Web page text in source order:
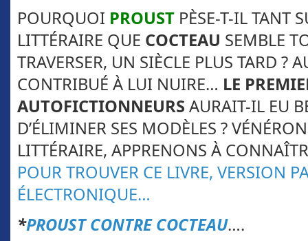
POURQUOI PROUST PÈSE-T-IL TANT
LITTÉRAIRE QUE COCTEAU SEMBLE
TRAVERSER, UN SIÈCLE PLUS TARD ?
CONTRIBUÉ À LUI NUIRE… LE
AUTOFICTIONNEURS AURAIT-IL EU
D’ÉLIMINER SES MODÈLES ?
LITTÉRAIRE, APPRENONS À
POUR TROUVER CE LIVRE, VERSION
ÉLECTRONIQUE…
*PROUST CONTRE COCTEAU….